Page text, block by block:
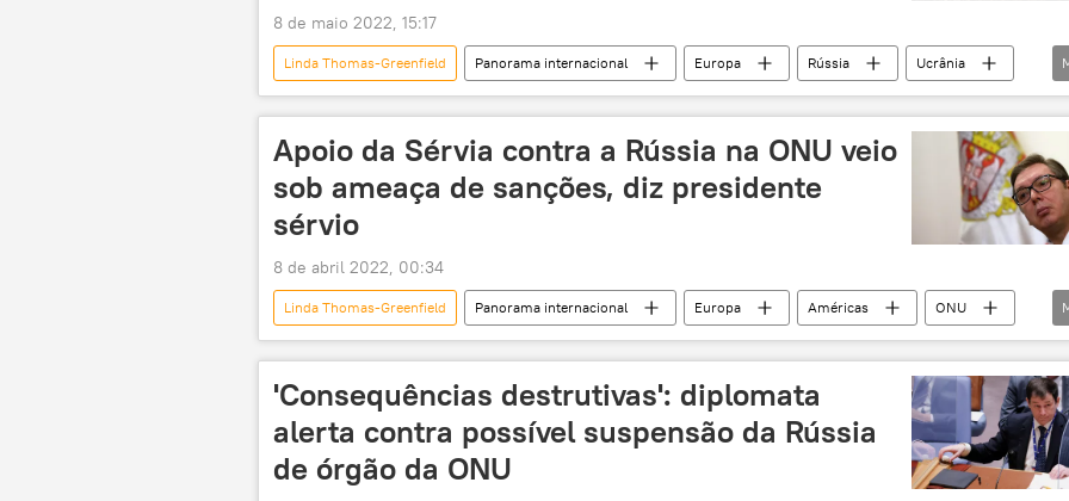
8 de maio 2022, 15:17
Linda Thomas-Greenfield Panorama internacional Europa Rússia
Ucrânia
EUA
ONU CNN The New York Times
Apoio da Sérvia contra a Rússia na ONU veio
sob ameaça de sanções, diz presidente
sérvio
8 de abril 2022, 00:34
Linda Thomas-Greenfield Panorama internacional Europa Américas
ONU
Conselho de Direitos Humanos da ONU
Rússia Moscou Sérvia
Ucrânia
'Consequências destrutivas': diplomata
alerta contra possível suspensão da Rússia
de órgão da ONU